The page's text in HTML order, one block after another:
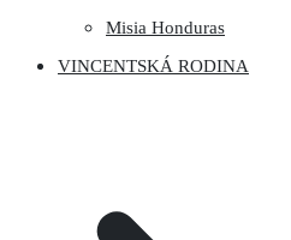
Misia Honduras
VINCENTSKÁ RODINA